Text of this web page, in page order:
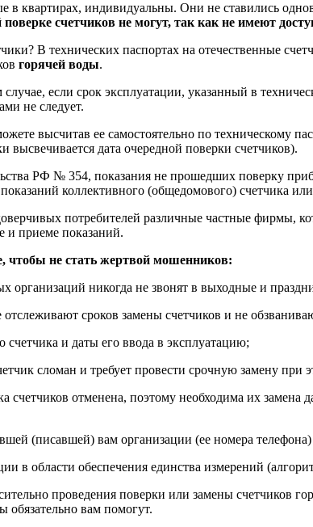
в квартирах, индивидуальны. Они не ставились
счетчиков не могут, так как не имеют
В технических паспортах на отечественные
горячей воды.
если срок эксплуатации, указанный в
не следует.
высчитав ее самостоятельно по техническому
высвечивается дата очередной поверки счетчиков).
РФ № 354, показания не прошедших поверку
коллективного (общедомового) счетчика
потребителей различные частные фирмы,
и приеме показаний.
чтобы не стать жертвой мошенников:
организаций никогда не звонят в выходные и
отслеживают сроков замены счетчиков и не
счетчика и даты его ввода в эксплуатацию;
сломан и требует провести срочную замену при
счетчиков отменена, поэтому необходима их
(писавшей) вам организации (ее номера
в области обеспечения единства измерений
проведения поверки или замены счетчиков
вам помогут.